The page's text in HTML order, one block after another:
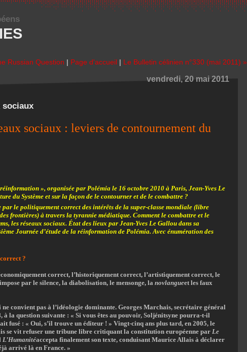
Russian Question | Page d'accueil | Le Bulletin célinien n°330 (mai 2011) »
vendredi, 20 mai 2011
sociaux
sociaux : leviers de contournement du
», organisée par Polémia le 16 octobre 2010 à Paris, Jean-Yves Le
du Système et sur la façon de le contourner et de le combattre ?
par le politiquement correct des intérêts de la super-classe mondiale (libre
frontières) à travers la tyrannie médiatique. Comment le combattre et le
les réseaux sociaux. État des lieux par Jean-Yves Le Gallou dans sa
Journée d’étude de la réinformation de Polémia. Avec énumération des
?
correct, l’historiquement correct, l’artistiquement correct, le
par le silence, la diabolisation, le mensonge, la novlangueet les faux
ne convient pas à l’idéologie dominante. Georges Marchais, secrétaire général
à la question suivante : « Si vous êtes au pouvoir, Soljénitsyne pourra-t-il
fusé : « Oui, s’il trouve un éditeur ! » Vingt-cinq ans plus tard, en 2005, le
se vit refuser une tribune libre critiquant la constitution européenne par Le
L’Humanitéaccepta finalement son texte, conduisant Maurice Allais à déclarer
arrivé là en France. »